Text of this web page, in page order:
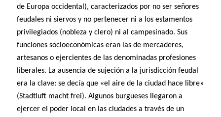
de Europa occidental), caracterizados por no ser señores
feudales ni siervos y no pertenecer ni a los estamentos
privilegiados (nobleza y clero) ni al campesinado. Sus
funciones socioeconómicas eran las de mercaderes,
artesanos o ejercientes de las denominadas profesiones
liberales. La ausencia de sujeción a la jurisdicción feudal
era la clave: se decía que «el aire de la ciudad hace libre»
(Stadtluft macht frei). Algunos burgueses llegaron a
ejercer el poder local en las ciudades a través de un